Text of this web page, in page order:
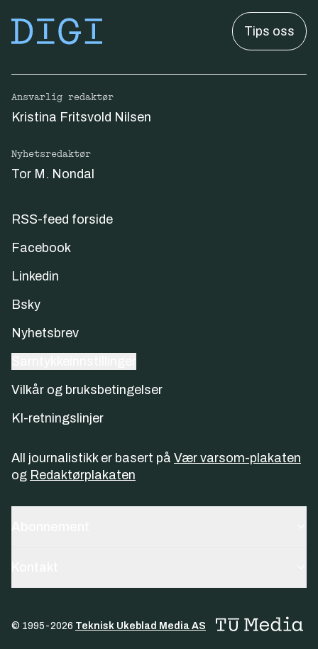
Tips oss
Ansvarlig redaktør
Kristina Fritsvold Nilsen
Nyhetsredaktør
Tor M. Nondal
RSS-feed forside
Facebook
Linkedin
Bsky
Nyhetsbrev
Vilkår og bruksbetingelser
KI-retningslinjer
All journalistikk er basert på Vær varsom-plakaten
og Redaktørplakaten
© 1995-2026 Teknisk Ukeblad Media AS